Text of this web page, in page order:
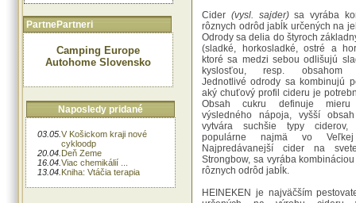
PartnePartneri
Camping Europe
Autohome Slovensko
Naposledy pridané
03.05. V Košickom kraji nové
cykloodp
20.04. Deň Zeme
16.04. Viac chemikálií ...
13.04. Kniha: Vtáčia terapia
Cider (vysl. sajder)sa vyrába
rôznych odrôd jabĺk určených na
Odrody sa delia do štyroch
(sladké, horkosladké, ostré a
ktoré sa medzi sebou odlišujú
kyslosťou, resp. obsahom
Jednotlivé odrody sa kombinujú
aký chuťový profil cideru je
Obsah cukru definuje mieru
výsledného nápoja, vyšší
vytvára suchšie typy
populárne najmä vo
Najpredávanejší cider na
Strongbow, sa vyrába
rôznych odrôd jabĺk.
HEINEKEN je najväčším